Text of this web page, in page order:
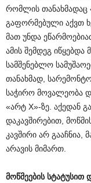
რომლის თანახმადაც
გაფორმებული აქვთ
მათ უნდა
ამის შემდეგ იწყებდა
სამშენებლო
თანახმად,
საჭირო მოვალეობა
«არტ X»-ზე. აქედან
დაკავშირებით,
კავშირი არ გააჩნია,
არავის მიმართ.
მოწმეების სტატუსით